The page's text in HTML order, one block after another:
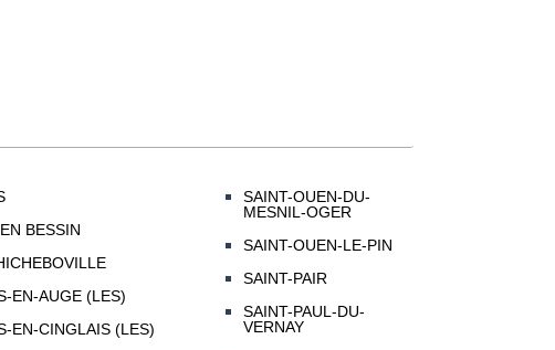
BESSIN
EN-AUGE (LES)
EN-CINGLAIS (LES)
SAINT-OUEN-DU-
MESNIL-OGER
SAINT-OUEN-LE-PIN
SAINT-PAIR
SAINT-PAUL-DU-
VERNAY